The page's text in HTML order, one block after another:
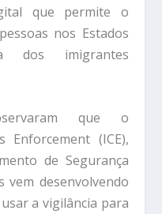
que permite o
nos Estados
imigrantes
que o
Enforcement (ICE),
de Segurança
vem desenvolvendo
a vigilância para